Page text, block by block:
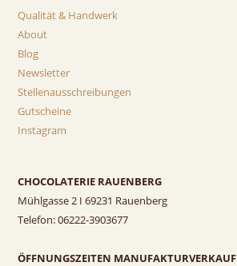
Qualität & Handwerk
About
Blog
Newsletter
Stellenausschreibungen
Gutscheine
Instagram
CHOCOLATERIE RAUENBERG
Mühlgasse 2 I 69231 Rauenberg
Telefon: 06222-3903677
ÖFFNUNGSZEITEN MANUFAKTURVERKAUF